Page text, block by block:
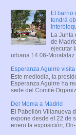
El barrio
tendrá
La Junta
de
ejecutar
urbana 14.06-Moratalaz
Esperanza Aguirre
Este mediodía, la
Esperanza Aguirre ha
sede del Comité
Del Moma a Madrid
El Pabellón Villanueva
expone desde el 22 de
enero la exposición,